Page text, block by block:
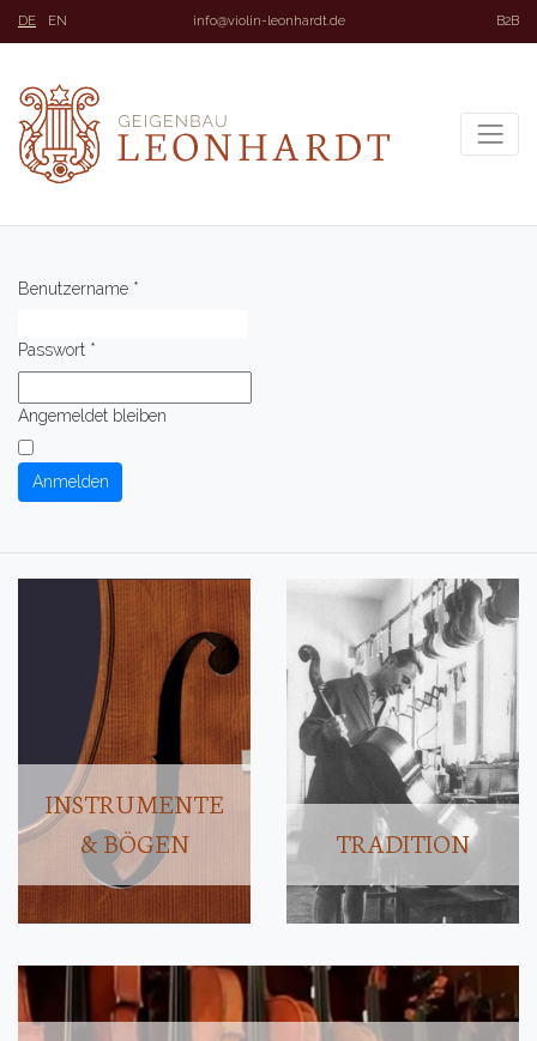
DE EN info@violin-leonhardt.de B2B
Benutzername *
Passwort *
Angemeldet bleiben
Anmelden
INSTRUMENTE
& BÖGEN
TRADITION